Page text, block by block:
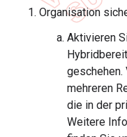
Organisation
Aktivieren
geschehen.
mehreren
die in der
Weitere